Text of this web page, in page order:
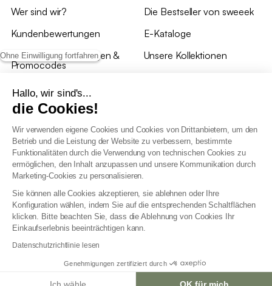
Ohne Einwilligung fortfahren
Hallo, wir sind's...
die Cookies!
Wir verwenden eigene Cookies und Cookies von Drittanbietern, um den
Betrieb und die Leistung der Website zu verbessern, bestimmte
Funktionalitäten durch die Verwendung von technischen Cookies zu
ermöglichen, den Inhalt anzupassen und unsere Kommunikation durch
Marketing-Cookies zu personalisieren.
Sie können alle Cookies akzeptieren, sie ablehnen oder Ihre
Konfiguration wählen, indem Sie auf die entsprechenden Schaltflächen
klicken. Bitte beachten Sie, dass die Ablehnung von Cookies Ihr
Einkaufserlebnis beeinträchtigen kann.
Datenschutzrichtlinie lesen
Genehmigungen zertifiziert durch
Wer sind wir?
Kundenbewertungen
*Angebotsbedingungen &
Promocodes
Bewertungen von sweeek
Unsere Geschäfte
Die Bestseller von sweeek
E-Kataloge
Unsere Kollektionen
AGB Treueprogramm
Datenschutzrichtlinien
Allgemeine Geschäftsbedingungen für Geschäftskunden
Erklärung zur Barrierefreiheit